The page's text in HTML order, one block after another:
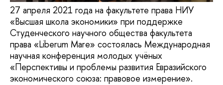
27 апреля 2021 года на факультете права НИУ
«Высшая школа экономики» при поддержке
Студенческого научного общества факультета
права «Liberum Mare» состоялась Международная
научная конференция молодых учёных
«Перспективы и проблемы развития Евразийского
экономического союза: правовое измерение».